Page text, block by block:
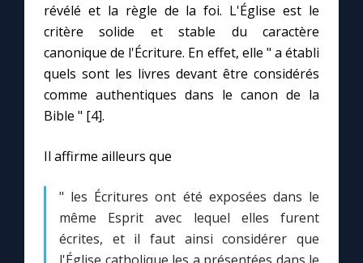
révélé et la règle de la foi. L'Église est le
critère solide et stable du caractère
canonique de l'Écriture. En effet, elle " a établi
quels sont les livres devant être considérés
comme authentiques dans le canon de la
Bible " [4].
Il affirme ailleurs que
" les Écritures ont été exposées dans le
même Esprit avec lequel elles furent
écrites, et il faut ainsi considérer que